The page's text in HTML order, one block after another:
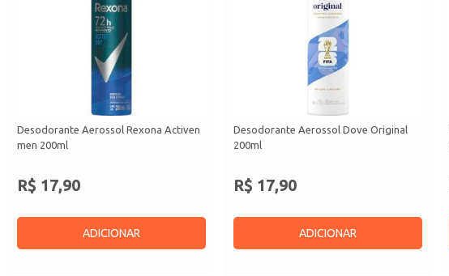
Desodorante Aerossol Rexona Activen
men 200ml
R$ 17,90
ADICIONAR
Desodorante Aerossol Dove Original
200ml
R$ 17,90
ADICIONAR